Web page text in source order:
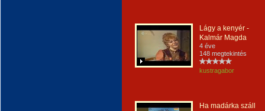
Lágy a kenyér -
Kalmár Magda
4 éve
148 megtekintés
kustragabor
Ha madárka száll